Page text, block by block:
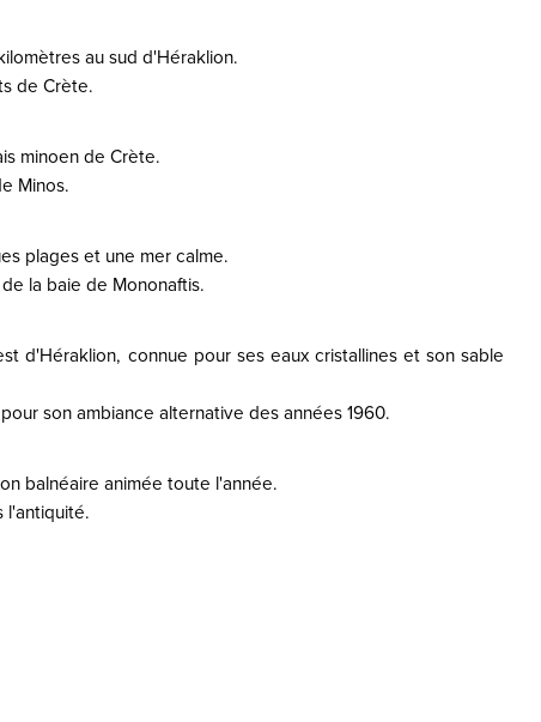
au sud d'Héraklion.
de Crète.
minoen de Crète.
Minos.
plages et une mer calme.
la baie de Mononaftis.
d'Héraklion, connue pour ses eaux cristallines et son sable
son ambiance alternative des années 1960.
balnéaire animée toute l'année.
l'antiquité.